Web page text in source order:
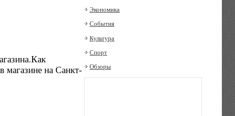
магазине на Санкт-
Экономика
События
Культура
Спорт
Обзоры